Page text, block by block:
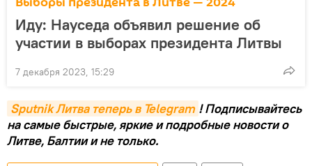
Иду: Науседа объявил решение об
участии в выборах президента Литвы
7 декабря 2023, 15:29
Sputnik Литва теперь в Telegram ! Подписывайтесь
на самые быстрые, яркие и подробные новости о
Литве, Балтии и не только.